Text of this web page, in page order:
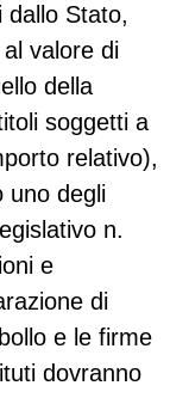
dallo Stato,
valore di
della
soggetti a
relativo),
uno degli
n.
e
di
e le firme
dovranno